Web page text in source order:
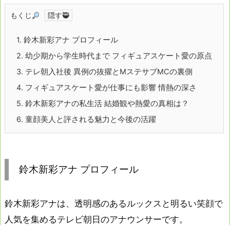
もくじ
1. 鈴木新彩アナ プロフィール
2. 幼少期から学生時代まで フィギュアスケート愛の原点
3. テレ朝入社後 異例の抜擢とMステサブMCの裏側
4. フィギュアスケート愛が仕事にも影響 情熱の深さ
5. 鈴木新彩アナの私生活 結婚観や熱愛の真相は？
6. 童顔美人と評される魅力と今後の活躍
鈴木新彩アナ プロフィール
鈴木新彩アナは、透明感のあるルックスと明るい笑顔で
人気を集めるテレビ朝日のアナウンサーです。